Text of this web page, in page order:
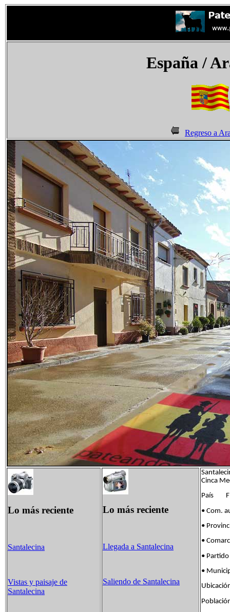
España/
Regreso a
Lo más reciente
Santalecina
Vistas y paisaje de
Santalecina
Lo más reciente
Llegada a Santalecina
Saliendo de Santalecina
Cinca
País
• Com.
•
•
•
•